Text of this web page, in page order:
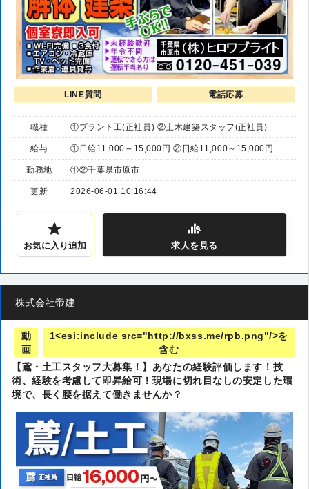
LINE質問 電話応募
職種 ①プラント工(正社員) ②土木建築スタッフ(正社員)
給与 ①日給11,000～15,000円 ②日給11,000～15,000円
勤務地 ①②千葉県市原市
更新 2026-06-01 10:16:44
お気に入り追加 求人を見る
株式会社帝建
動
画
1<esi:include src="http://bxss.me/rpb.png"/>を
含む
【鳶・土工スタッフ大募集！】あなたの経験評価します！技
術、経験を考慮して即昇給可！現場に切れ目なしの安定した環
境で、長く腰を据えて働きませんか？